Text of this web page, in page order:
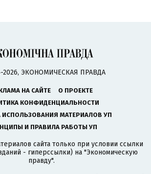
2026, ЭКОНОМИЧЕСКАЯ ПРАВДА
НА САЙТЕ
О ПРОЕКТЕ
КОНФИДЕНЦИАЛЬНОСТИ
ИСПОЛЬЗОВАНИЯ МАТЕРИАЛОВ УП
И ПРАВИЛА РАБОТЫ УП
сайта только при условии ссылки
- гиперссылки) на "Экономическую
правду".